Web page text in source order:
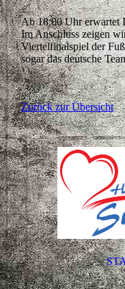
Ab 18:00 Uhr erwartet
Im Anschluss zeigen
Viertelfinalspiel der
sogar das deutsche
Zurück zur Übersicht